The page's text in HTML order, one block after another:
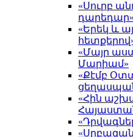
«Սուրբ
դարեդար»
«Երեկ և
«Մայր
Մարիամ»
«Քէմբ
«Հին
«Սրբազան